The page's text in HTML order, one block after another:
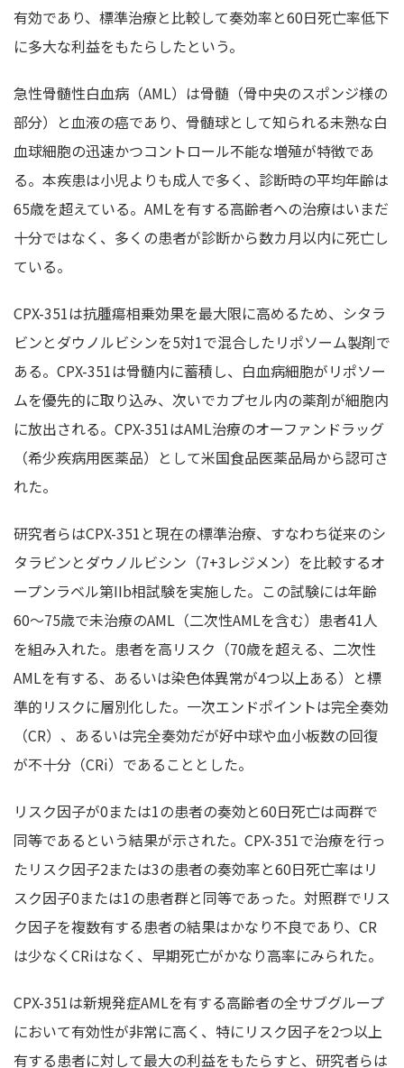
有効であり、標準治療と比較して奏効率と60日死亡率低下
に多大な利益をもたらしたという。
急性骨髄性白血病（AML）は骨髄（骨中央のスポンジ様の
部分）と血液の癌であり、骨髄球として知られる未熟な白
血球細胞の迅速かつコントロール不能な増殖が特徴であ
る。本疾患は小児よりも成人で多く、診断時の平均年齢は
65歳を超えている。AMLを有する高齢者への治療はいまだ
十分ではなく、多くの患者が診断から数カ月以内に死亡し
ている。
CPX-351は抗腫瘍相乗効果を最大限に高めるため、シタラ
ビンとダウノルビシンを5対1で混合したリポソーム製剤で
ある。CPX-351は骨髄内に蓄積し、白血病細胞がリポソー
ムを優先的に取り込み、次いでカプセル内の薬剤が細胞内
に放出される。CPX-351はAML治療のオーファンドラッグ
（希少疾病用医薬品）として米国食品医薬品局から認可さ
れた。
研究者らはCPX-351と現在の標準治療、すなわち従来のシ
タラビンとダウノルビシン（7+3レジメン）を比較するオ
ープンラベル第IIb相試験を実施した。この試験には年齢
60～75歳で未治療のAML（二次性AMLを含む）患者41人
を組み入れた。患者を高リスク（70歳を超える、二次性
AMLを有する、あるいは染色体異常が4つ以上ある）と標
準的リスクに層別化した。一次エンドポイントは完全奏効
（CR）、あるいは完全奏効だが好中球や血小板数の回復
が不十分（CRi）であることとした。
リスク因子が0または1の患者の奏効と60日死亡は両群で
同等であるという結果が示された。CPX-351で治療を行っ
たリスク因子2または3の患者の奏効率と60日死亡率はリ
スク因子0または1の患者群と同等であった。対照群でリス
ク因子を複数有する患者の結果はかなり不良であり、CR
は少なくCRiはなく、早期死亡がかなり高率にみられた。
CPX-351は新規発症AMLを有する高齢者の全サブグループ
において有効性が非常に高く、特にリスク因子を2つ以上
有する患者に対して最大の利益をもたらすと、研究者らは